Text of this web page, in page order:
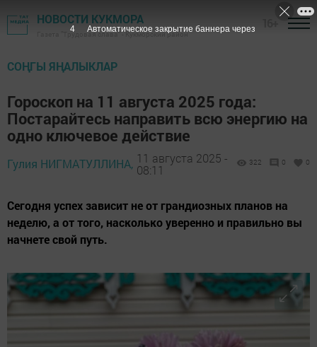
НОВОСТИ КУКМОРА
Газета "Трудовая слава" - Кукморский район
СОҢГЫ ЯҢАЛЫКЛАР
Гороскоп на 11 августа 2025 года:
Постарайтесь направить всю энергию на
одно ключевое действие
Гулия НИГМАТУЛЛИНА, 11 августа 2025 -
08:11
322 0 0
Сегодня успех зависит не от грандиозных планов на
неделю, а от того, насколько уверенно и правильно вы
начнете свой путь.
2 Автоматическое закрытие баннера через